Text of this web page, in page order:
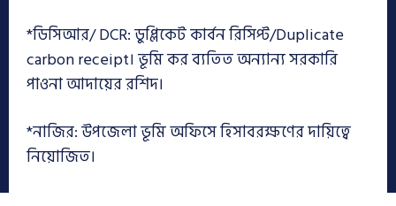
*ডিসিআর/ DCR: ডুপ্লিকেট কার্বন রিসিপ্ট/Duplicate
carbon receipt। ভূমি কর ব্যতিত অন্যান্য সরকারি
পাওনা আদায়ের রশিদ।
*নাজির: উপজেলা ভূমি অফিসে হিসাবরক্ষণের দায়িত্বে
নিয়োজিত।